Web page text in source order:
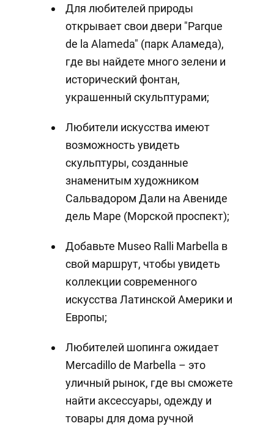
Для любителей природы
открывает свои двери "Parque
de la Alameda" (парк Аламеда),
где вы найдете много зелени и
исторический фонтан,
украшенный скульптурами;
Любители искусства имеют
возможность увидеть
скульптуры, созданные
знаменитым художником
Сальвадором Дали на Авениде
дель Маре (Морской проспект);
Добавьте Museo Ralli Marbella в
свой маршрут, чтобы увидеть
коллекции современного
искусства Латинской Америки и
Европы;
Любителей шопинга ожидает
Mercadillo de Marbella – это
уличный рынок, где вы сможете
найти аксессуары, одежду и
товары для дома ручной